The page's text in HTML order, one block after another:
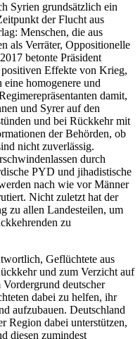
Syrien grundsätzlich ein
der Flucht aus
Menschen, die aus
als Verräter, Oppositionelle
betonte Präsident
Effekte von Krieg,
homogenere und
damit,
und Syrer auf den
und bei Rückkehr mit
der Behörden, ob
nicht zuverlässig.
durch
PYD und jihadistische
nach wie vor Männer
Nicht zuletzt hat der
zu allen Landesteilen, um
zu
Geflüchtete aus
und zum Verzicht auf
deutscher
dabei zu helfen, ihr
aufzubauen. Deutschland
Region dabei unterstützen,
diesen zumindest